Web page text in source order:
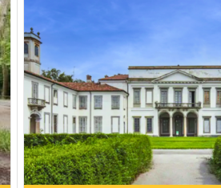
collocata. Per ascoltare la
Lodoìga, scarica la SPICapp!
www.spicapp.it ALLEGORIA
LODOÌGA Piazza Loggia
Loggia Autore sconosciuto
Botticino